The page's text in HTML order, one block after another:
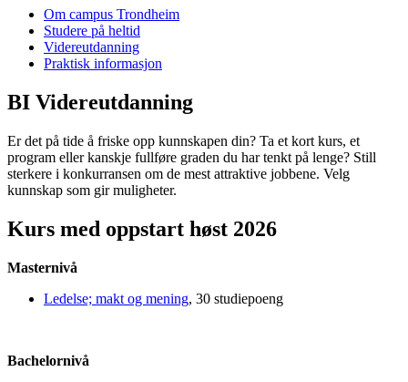
Om campus Trondheim
Studere på heltid
Videreutdanning
Praktisk informasjon
BI Videreutdanning
Er det på tide å friske opp kunnskapen din? Ta et kort kurs, et
program eller kanskje fullføre graden du har tenkt på lenge? Still
sterkere i konkurransen om de mest attraktive jobbene. Velg
kunnskap som gir muligheter.
Kurs med oppstart høst 2026
Masternivå
Ledelse; makt og mening, 30 studiepoeng
Bachelornivå